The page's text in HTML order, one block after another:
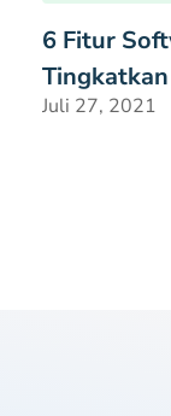
6 Fitur
Juli 27, 2021